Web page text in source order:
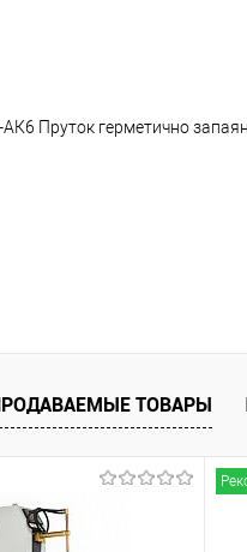
Пруток герметично
ТОВАРЫ